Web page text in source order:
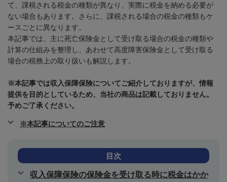
て、課税される税金の種類が異なり、実際に税金を納める必要が
ない場合もあります。さらに、課税される場合の税金の種類もケ
ースごとに異なります。
本記事では、主に死亡保険金として受け取る場合の税金の種類や
計算の仕組みを整理し、あわせて高度障害保険金として受け取る
場合の税務上の取り扱いも解説します。
※本記事では収入保障保険についてご紹介しておりますが、情報
提供を目的としているため、当社の商品は記載しておりません。
予めご了承ください。
※本記事についてのご注意
目次
収入保障保険の保険金を受け取る時に税金はかか